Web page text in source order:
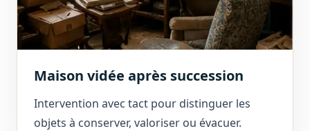
Maison vidée après succession
Intervention avec tact pour distinguer les
objets à conserver, valoriser ou évacuer.